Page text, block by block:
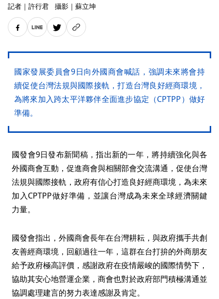
記者 ｜ 許行君 攝影 ｜ 蘇立坤
國家發展委員會9日向外國商會喊話，強調未來將會持
續促使台灣法規與國際接軌，打造台灣良好經商環境，
為將來加入跨太平洋夥伴全面進步協定（CPTPP）做好
準備。
國發會9日發布新聞稿，指出新的一年，將持續強化與各
外國商會互動，促進商會與相關部會交流溝通，促使台灣
法規與國際接軌，政府有信心打造良好經商環境，為未來
加入CPTPP做好準備，並讓台灣成為未來全球經濟關鍵
力量。
國發會指出，外國商會長年在台灣耕耘，與政府攜手共創
友善經商環境，回顧過往一年，這群在台打拚的外商朋友
給予政府極高評價，感謝政府在疫情嚴峻的國際情勢下，
協助其安心地營運企業，商會也對於政府部門積極溝通並
協調處理建言的努力表達感謝及肯定。